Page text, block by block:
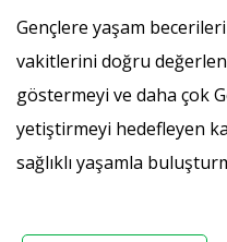
Gençlere yaşam
vakitlerini doğru
göstermeyi ve daha çok
yetiştirmeyi hedefleyen
sağlıklı yaşamla